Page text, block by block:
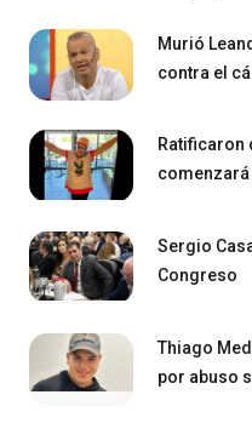
Murió
contra el
Ratificaron
Sergio
Congreso
Thiago
por abuso